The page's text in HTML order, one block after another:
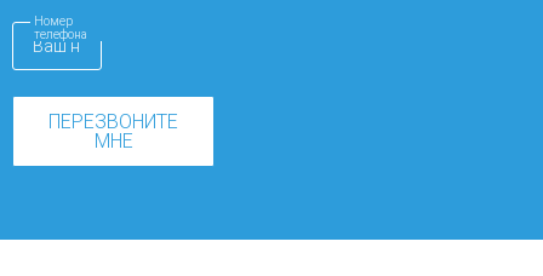
Номер
телефона
ПЕРЕЗВОНИТЕ
МНЕ